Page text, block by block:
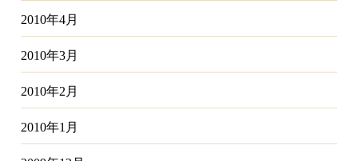
2010年4月
2010年3月
2010年2月
2010年1月